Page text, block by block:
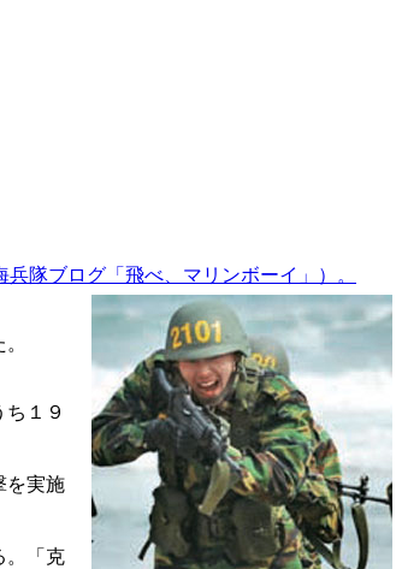
隊ブログ「飛べ、マリンボーイ」）。
１９
を実施
。「克